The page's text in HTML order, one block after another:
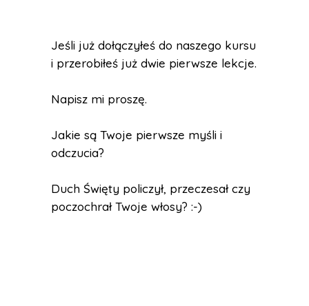
Jeśli już dołączyłeś do naszego kursu
i przerobiłeś już dwie pierwsze lekcje.
Napisz mi proszę.
Jakie są Twoje pierwsze myśli i
odczucia?
Duch Święty policzył, przeczesał czy
poczochrał Twoje włosy? :-)